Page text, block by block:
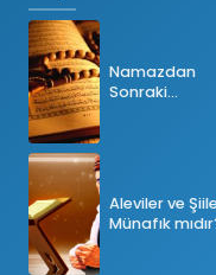
Namazdan
Sonraki
Aleviler ve
Münafık